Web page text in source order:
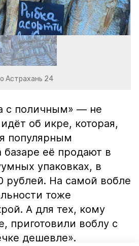
Астрахань 24
с поличным» — не
об икре, которая,
популярным
её продают в
упаковках, в
рублей. На самой вобле
тоже
А для тех, кому
приготовили воблу с
дешевле».